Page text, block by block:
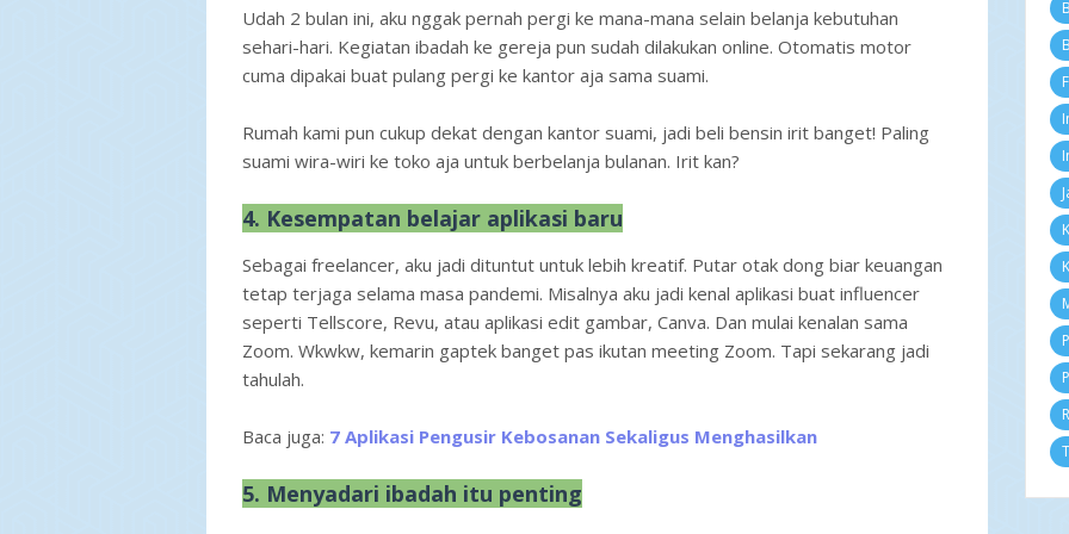
Udah 2 bulan ini, aku nggak pernah pergi ke mana-mana selain belanja kebutuhan
sehari-hari. Kegiatan ibadah ke gereja pun sudah dilakukan online. Otomatis motor
cuma dipakai buat pulang pergi ke kantor aja sama suami.
Rumah kami pun cukup dekat dengan kantor suami, jadi beli bensin irit banget! Paling
suami wira-wiri ke toko aja untuk berbelanja bulanan. Irit kan?
4. Kesempatan belajar aplikasi baru
Sebagai freelancer, aku jadi dituntut untuk lebih kreatif. Putar otak dong biar keuangan
tetap terjaga selama masa pandemi. Misalnya aku jadi kenal aplikasi buat influencer
seperti Tellscore, Revu, atau aplikasi edit gambar, Canva. Dan mulai kenalan sama
Zoom. Wkwkw, kemarin gaptek banget pas ikutan meeting Zoom. Tapi sekarang jadi
tahulah.
Baca juga: 7 Aplikasi Pengusir Kebosanan Sekaligus Menghasilkan
5. Menyadari ibadah itu penting